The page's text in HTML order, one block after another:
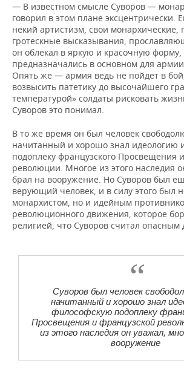
— В известном смысле Суворов —
говорил в этом плане эксцентрически.
некий артистизм, свои монархические,
гротескные высказывания,
он облекал в яркую и красочную форму,
предназначались в основном для
Опять же — армия ведь не пойдет в
возвысить патетику до высочайшего
температурой» солдаты рисковать
Суворов это понимал.
В то же время он был человек
начитанный и хорошо знал идеологию
подоплеку французского Просвещения
революции. Многое из этого наследия
брал на вооружение. Но Суворов был
верующий человек, и в силу этого был
монархистом, но и идейным
революционного движения, которое
религией, что Суворов считал опасным
Суворов был человек
начитанный и хорошо знал
философскую подоплеку
Просвещения и французской
из этого наследия он уважал,
вооружение